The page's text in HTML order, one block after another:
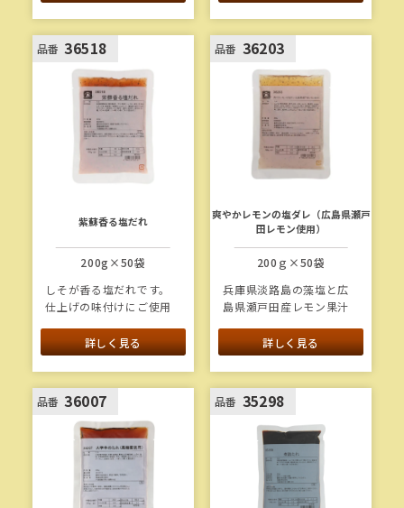
れです。みそ原料のう
ち、カクキュー八丁味噌
を76％使用しています。
品番 36518
紫蘇香る塩だれ
200g×50袋
しそが香る塩だれです。
仕上げの味付けにご使用
詳しく見る
品番 36203
爽やかレモンの塩ダレ（広島県瀬戸
田レモン使用）
200ｇ×50袋
兵庫県淡路島の藻塩と広
島県瀬戸田産レモン果汁
味と旨味のある塩だれで
す。
詳しく見る
品番 36007 品番 35298